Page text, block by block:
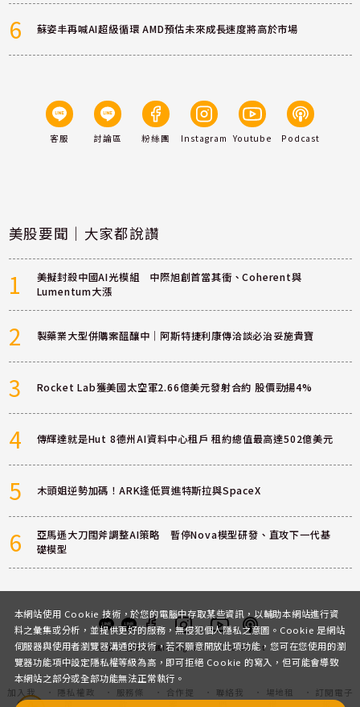
6 蘇姿丰再喊AI超級循環 AMD預估未來成長速度將高於市場
客服 討論區 粉絲團 Instagram Youtube Podcast
美股要聞｜大家都說讚
1
美擬封殺中國AI光模組 中際旭創首當其衝、Coherent與
Lumentum大漲
2 製藥業大型併購案醞釀中｜阿斯特捷利康傳洽談必治妥施貴寶
3 Rocket Lab獲美國太空軍2.66億美元發射合約 股價勁揚4%
4 傳輝達就是Hut 8德州AI資料中心租戶 租約總值最高達502億美元
5 木頭姐逆勢加碼！ARK逢低買進特斯拉與SpaceX
6
亞馬遜大刀闊斧調整AI策略 暫停Nova模型研發、直攻下一代基
礎模型
客服 討論區粉絲團InstagramYoutubePodcast
加入我
們
隱私權政
服務條
合作提
聯絡我
場地租
訂閱電子
本網站使用 Cookie 技術，於您的電腦中存取某些資訊，以輔助本網站進行資
料之彙集或分析，並提供更好的服務，無侵犯個人隱私之意圖。Cookie 是網站
伺服器與使用者瀏覽器溝通的技術，若不願意開放此項功能，您可在您使用的瀏
覽器功能項中設定隱私權等級為高，即可拒絕 Cookie 的寫入，但可能會導致
本網站之部分或全部功能無法正常執行。